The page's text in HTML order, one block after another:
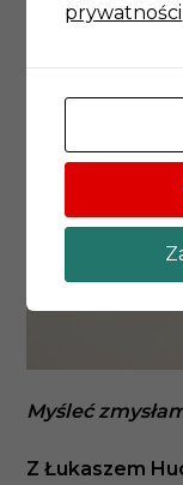
Myśleć
Z Łukaszem
prywatności